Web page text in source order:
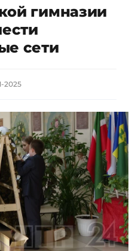
гимназии
сети
2025